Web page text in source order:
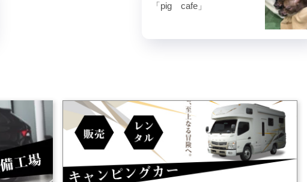
「pig cafe」